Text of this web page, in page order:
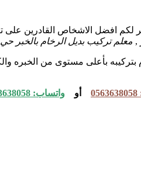
لكم افضل الاشخاص القادرين
, معلم تركيب بديل الرخام بالخبر حي
بأعلى مستوى من الخبره
أو واتساب: 0563638058